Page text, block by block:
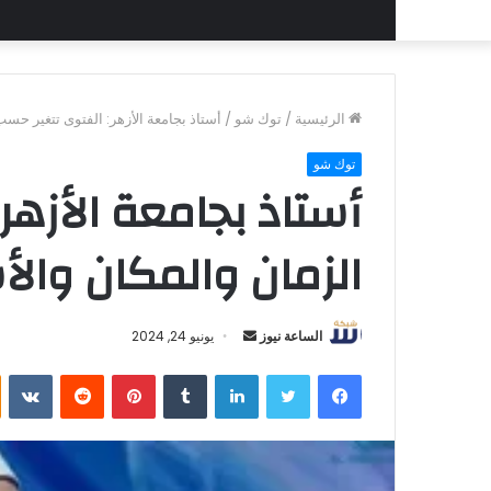
الرئيسية / توك شو / أستاذ بجامعة الأزهر: الفتوى تتغير
توك شو
أستاذ بجامعة
الزمان والمكان
الساعة نيوز
أرسل
إلكترونيا
يونيو 24, 2024
فيسبوكتويتر لينكدإن بينتيريست